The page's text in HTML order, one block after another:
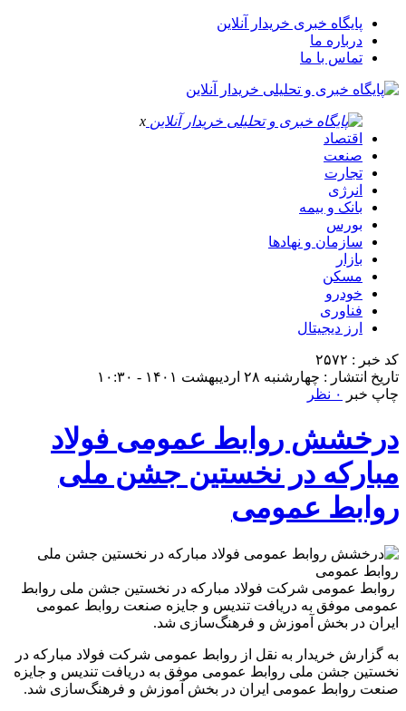
پایگاه خبری خریدار آنلاین
درباره ما
تماس با ما
x
اقتصاد
صنعت
تجارت
انرژی
بانک و بیمه
بورس
سازمان و نهادها
بازار
مسکن
خودرو
فناوری
ارز دیجیتال
کد خبر : ۲۵۷۲
تاریخ انتشار : چهارشنبه ۲۸ اردیبهشت ۱۴۰۱ - ۱۰:۳۰
چاپ خبر
۰ نظر
درخشش روابط عمومی فولاد
مبارکه در نخستین جشن ملی
روابط عمومی
روابط عمومی شرکت فولاد مبارکه در نخستین جشن ملی روابط
عمومی موفق به دریافت تندیس و جایزه صنعت روابط عمومی
ایران در بخش آموزش و فرهنگ‌سازی شد.
به گزارش خریدار به نقل از روابط عمومی شرکت فولاد مبارکه در
نخستین جشن ملی روابط عمومی موفق به دریافت تندیس و جایزه
صنعت روابط عمومی ایران در بخش آموزش و فرهنگ‌سازی شد.